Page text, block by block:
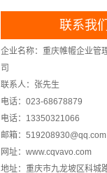
联系我
企业名称：重庆帷幄企业管
司
联系人：张先生
电话：023-68678879
电话：13350321066
邮箱：519208930@qq.com
网址：www.cqvavo.com
地址：重庆市九龙坡区科城